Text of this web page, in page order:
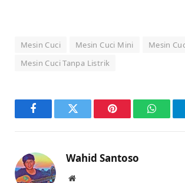
Mesin Cuci Mesin Cuci Mini
Mesin
Mesin Cuci Tanpa Listrik
FacebookTwitter Pinterest
Wahid Santoso
Website